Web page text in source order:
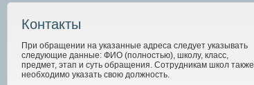
Контакты
При обращении на указанные адреса следует указывать
следующие данные: ФИО (полностью), школу, класс,
предмет, этап и суть обращения. Сотрудникам школ также
необходимо указать свою должность.